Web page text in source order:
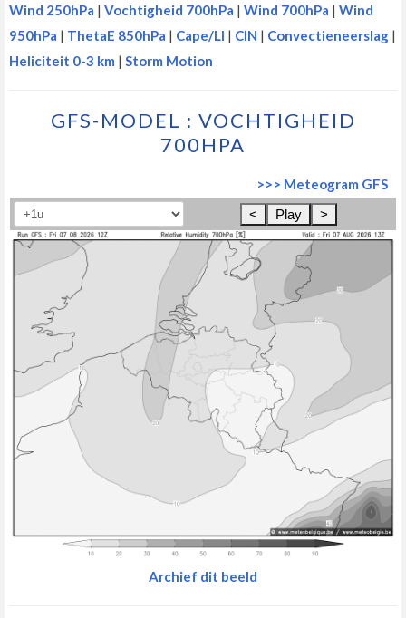
Wind 250hPa | Vochtigheid 700hPa | Wind 700hPa | Wind
950hPa | ThetaE 850hPa | Cape/LI | CIN | Convectieneerslag |
Heliciteit 0-3 km | Storm Motion
GFS-MODEL : VOCHTIGHEID
700HPA
>>> Meteogram GFS
< Play >
Archief dit beeld